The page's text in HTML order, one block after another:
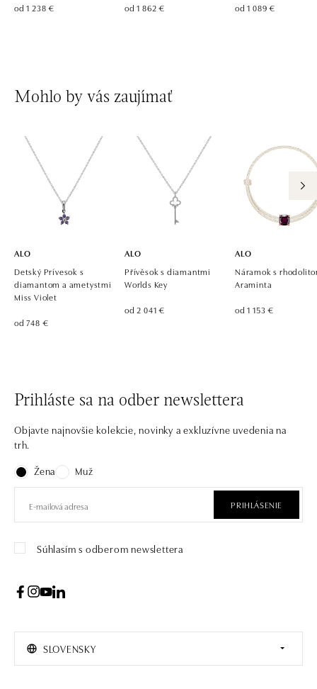
od 1 238 € od 1 862 € od 1 089 €
Mohlo by vás zaujímať
ALO
Detský Prívesok s
diamantom a ametystmi
Miss Violet
od 748 €
ALO
Přívěsok s diamantmi
Worlds Key
od 2 041 €
ALO
Náramok s
Araminta
od 1 153 €
Prihláste sa na odber newslettera
Objavte najnovšie kolekcie, novinky a exkluzívne uvedenia na
trh.
Žena
Muž
PRIHLÁSENIE
Súhlasím s odberom newslettera
SLOVENSKY